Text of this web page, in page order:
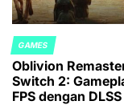
POSTED
IN
GAMES
Oblivion
Switch 2:
FPS dengan DLSS